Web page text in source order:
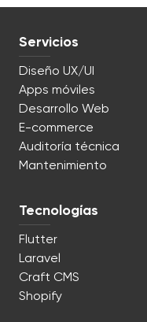
Servicios
Diseño UX/UI
Apps móviles
Desarrollo Web
E-commerce
Auditoría técnica
Mantenimiento
Tecnologías
Flutter
Laravel
Craft CMS
Shopify